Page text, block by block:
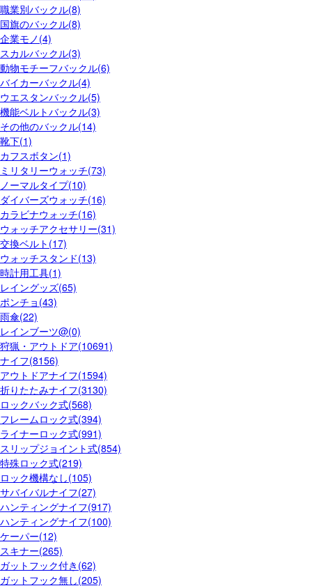
職業別バックル(8)
国旗のバックル(8)
企業モノ(4)
スカルバックル(3)
動物モチーフバックル(6)
バイカーバックル(4)
ウエスタンバックル(5)
機能ベルトバックル(3)
その他のバックル(14)
靴下(1)
カフスボタン(1)
ミリタリーウォッチ(73)
ノーマルタイプ(10)
ダイバーズウォッチ(16)
カラビナウォッチ(16)
ウォッチアクセサリー(31)
交換ベルト(17)
ウォッチスタンド(13)
時計用工具(1)
レイングッズ(65)
ポンチョ(43)
雨傘(22)
レインブーツ@(0)
狩猟・アウトドア(10691)
ナイフ(8156)
アウトドアナイフ(1594)
折りたたみナイフ(3130)
ロックバック式(568)
フレームロック式(394)
ライナーロック式(991)
スリップジョイント式(854)
特殊ロック式(219)
ロック機構なし(105)
サバイバルナイフ(27)
ハンティングナイフ(917)
ハンティングナイフ(100)
ケーパー(12)
スキナー(265)
ガットフック付き(62)
ガットフック無し(205)